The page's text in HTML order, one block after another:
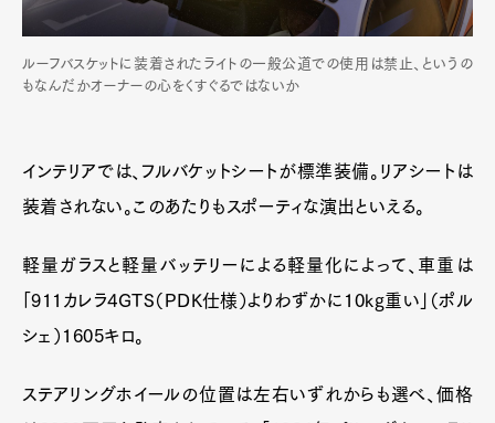
ルーフバスケットに装着されたライトの一般公道での使用は禁止、というの
もなんだかオーナーの心をくすぐるではないか
インテリアでは、フルバケットシートが標準装備。リアシートは
装着されない。このあたりもスポーティな演出といえる。
軽量ガラスと軽量バッテリーによる軽量化によって、車重は
「911カレラ4GTS（PDK仕様）よりわずかに10kg重い」（ポル
シェ）1605キロ。
ステアリングホイールの位置は左右いずれからも選べ、価格